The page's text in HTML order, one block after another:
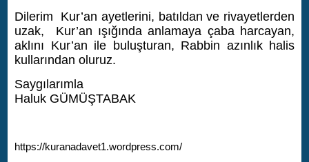
Dilerim Kur’an ayetlerini, batıldan ve rivayetlerden
uzak, Kur’an ışığında anlamaya çaba harcayan,
aklını Kur’an ile buluşturan, Rabbin azınlık halis
kullarından oluruz.
Saygılarımla
Haluk GÜMÜŞTABAK
https://kuranadavet1.wordpress.com/